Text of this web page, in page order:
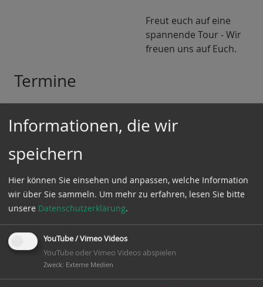
Freut euch auf eine
spannende Tour - Wir
freuen uns auf Euch.
Termine
geplant.
Sehr gerne könnt Ihr als geschlossene Gruppe einen
individuellenTermin mit uns vereinbaren.
Tourinfos
Treffpunkt: Sendlinger Tor (Im
Durchgang)
Informationen, die wir
speichern
Hier können Sie einsehen und anpassen, welche Information
wir über Sie sammeln. Um mehr zu erfahren, lesen Sie bitte
unsere Datenschutzerklärung.
YouTube / Vimeo Videos
YouTube oder Vimeo Videos abspielen
Zweck: Externe Medien